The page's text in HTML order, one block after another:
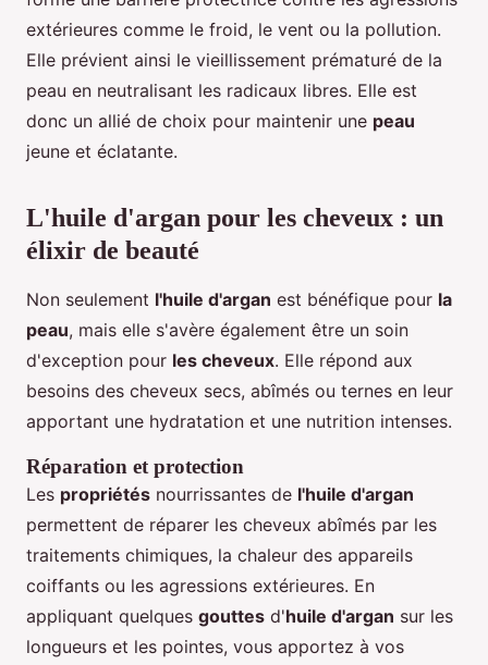
extérieures comme le froid, le vent ou la pollution.
Elle prévient ainsi le vieillissement prématuré de la
peau en neutralisant les radicaux libres. Elle est
donc un allié de choix pour maintenir une peau
jeune et éclatante.
L'huile d'argan pour les cheveux : un
élixir de beauté
Non seulement l'huile d'argan est bénéfique pour la
peau, mais elle s'avère également être un soin
d'exception pour les cheveux. Elle répond aux
besoins des cheveux secs, abîmés ou ternes en leur
apportant une hydratation et une nutrition intenses.
Réparation et protection
Les propriétés nourrissantes de l'huile d'argan
permettent de réparer les cheveux abîmés par les
traitements chimiques, la chaleur des appareils
coiffants ou les agressions extérieures. En
appliquant quelques gouttes d'huile d'argan sur les
longueurs et les pointes, vous apportez à vos